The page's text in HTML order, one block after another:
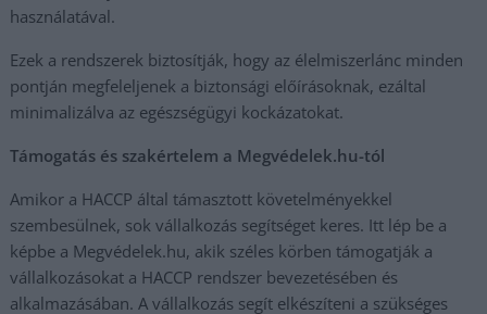
használatával.
Ezek a rendszerek biztosítják, hogy az élelmiszerlánc minden
pontján megfeleljenek a biztonsági előírásoknak, ezáltal
minimalizálva az egészségügyi kockázatokat.
Támogatás és szakértelem a Megvédelek.hu-tól
Amikor a HACCP által támasztott követelményekkel
szembesülnek, sok vállalkozás segítséget keres. Itt lép be a
képbe a Megvédelek.hu, akik széles körben támogatják a
vállalkozásokat a HACCP rendszer bevezetésében és
alkalmazásában. A vállalkozás segít elkészíteni a szükséges